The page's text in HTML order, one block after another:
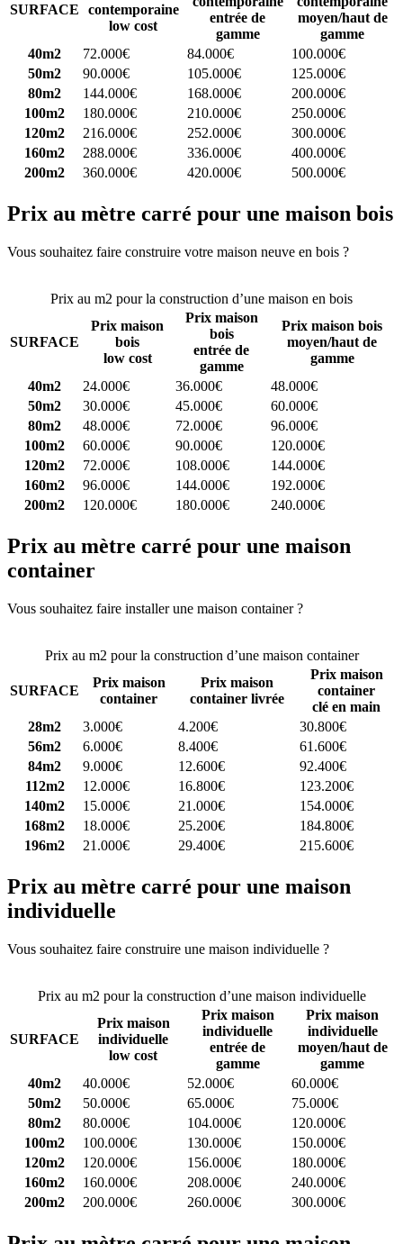
SURFACE
contemporaine
low cost
entrée de
gamme
moyen/haut de
gamme
40m2
72.000€ 84.000€
100.000€
50m2
90.000€ 105.000€
125.000€
80m2
144.000€ 168.000€
200.000€
100m2
180.000€ 210.000€
250.000€
120m2
216.000€ 252.000€
300.000€
160m2
288.000€ 336.000€
400.000€
200m2
360.000€ 420.000€ 500.000€
Prix au mètre carré pour une maison bois
Vous souhaitez faire construire votre maison neuve en bois ?
Prix au m2 pour la construction d’une maison en bois
SURFACE
Prix maison
bois
low cost
Prix maison
bois
entrée de
gamme
Prix maison bois
moyen/haut de
gamme
40m2
24.000€ 36.000€
48.000€
50m2
30.000€ 45.000€
60.000€
80m2
48.000€ 72.000€
96.000€
100m2
60.000€ 90.000€
120.000€
120m2
72.000€ 108.000€
144.000€
160m2
96.000€ 144.000€
192.000€
200m2
120.000€ 180.000€ 240.000€
Prix au mètre carré pour une maison
container
Vous souhaitez faire installer une maison container ?
Prix au m2 pour la construction d’une maison container
SURFACE
Prix maison
container
Prix maison
container livrée
Prix maison
container
clé en main
28m2
3.000€ 4.200€
30.800€
56m2
6.000€ 8.400€
61.600€
84m2
9.000€ 12.600€
92.400€
112m2
12.000€ 16.800€
123.200€
140m2
15.000€ 21.000€
154.000€
168m2
18.000€ 25.200€
184.800€
196m2
21.000€ 29.400€ 215.600€
Prix au mètre carré pour une maison
individuelle
Vous souhaitez faire construire une maison individuelle ?
Prix au m2 pour la construction d’une maison individuelle
SURFACE
Prix maison
individuelle
low cost
Prix maison
individuelle
entrée de
gamme
Prix maison
individuelle
moyen/haut de
gamme
40m2
40.000€ 52.000€
60.000€
50m2
50.000€ 65.000€
75.000€
80m2
80.000€ 104.000€
120.000€
100m2
100.000€ 130.000€
150.000€
120m2
120.000€ 156.000€
180.000€
160m2
160.000€ 208.000€
240.000€
200m2
200.000€ 260.000€ 300.000€